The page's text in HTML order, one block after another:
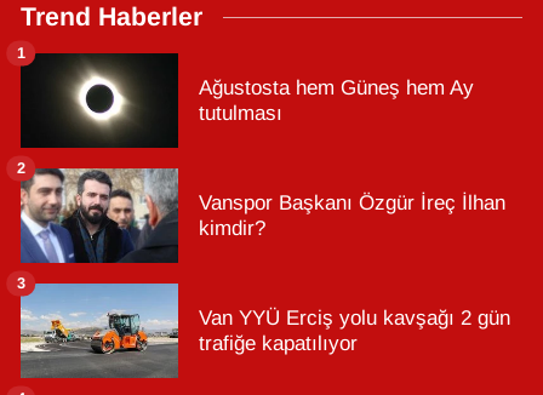
Trend Haberler
Ağustosta hem Güneş hem Ay
tutulması
1
Vanspor Başkanı Özgür İreç İlhan
kimdir?
2
Van YYÜ Erciş yolu kavşağı 2 gün
trafiğe kapatılıyor
3